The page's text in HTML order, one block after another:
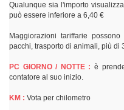
Qualunque sia l'importo
può essere inferiore a 6,40 €
Maggiorazioni tariffarie
pacchi, trasporto di animali, più di
PC GIORNO / NOTTE : è
contatore al suo inizio.
KM : Vota per chilometro